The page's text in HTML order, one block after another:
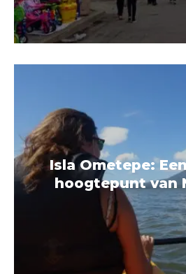
Isla Ometepe:
hoogtepunt van